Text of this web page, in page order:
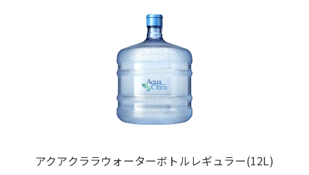
アクアクララウォーターボトルレギュラー(12L)